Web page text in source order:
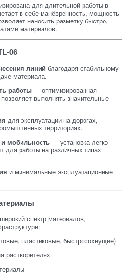
для длительной работы в
в себе манёвренность, мощность
наносить разметку быстро,
материалов.
06
линий благодаря стабильному
материала.
работы — оптимизированная
выполнять значительные
для эксплуатации на дорогах,
территориях.
мобильность — установка легко
для работы на различных типах
и минимальные эксплуатационные
спектр материалов,
пластиковые, быстросохнущие)
растворителях